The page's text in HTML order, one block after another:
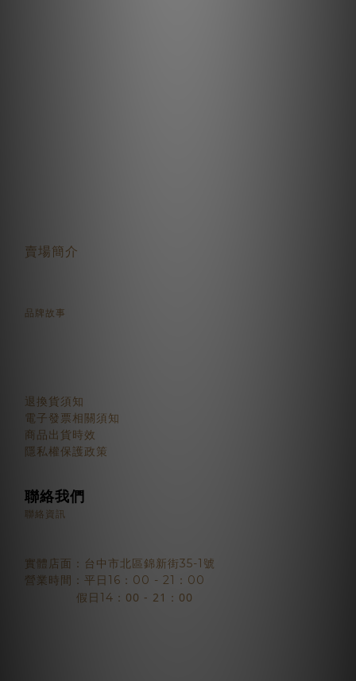
賣場簡介
品牌故事
退換貨須知
電子發票相關須知
商品出貨時效
隱私權保護政策
聯絡我們
聯絡資訊
實體店面：台中市北區錦新街35-1號
營業時間：平日16：00 - 21：00
假日14 ：00 - 21：00